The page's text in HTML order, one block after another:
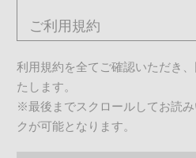
ご利用規約
1. サービスの内容、利用
1.
弊社は報道関係者に対し
「データファイル」とい
し、これを利用する無償
利用規約を全てご確認いただき
たします。
※最後までスクロールしてお読
クが可能となります。